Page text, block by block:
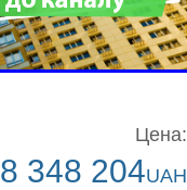
Цена:
8 348 204UAH